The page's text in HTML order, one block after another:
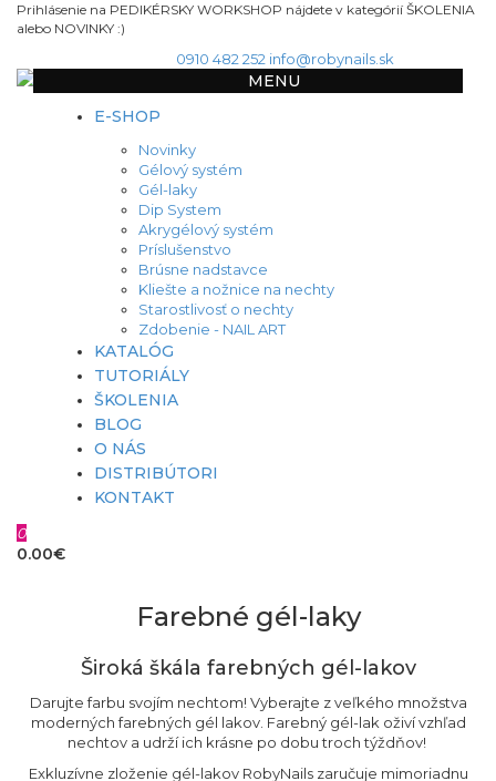
Prihlásenie na PEDIKÉRSKY WORKSHOP nájdete v kategórií ŠKOLENIA
alebo NOVINKY :)
0910 482 252 info@robynails.sk
MENU
E-SHOP
Novinky
Gélový systém
Gél-laky
Dip System
Akrygélový systém
Príslušenstvo
Brúsne nadstavce
Kliešte a nožnice na nechty
Starostlivosť o nechty
Zdobenie - NAIL ART
KATALÓG
TUTORIÁLY
ŠKOLENIA
BLOG
O NÁS
DISTRIBÚTORI
KONTAKT
0
0.00€
Farebné gél-laky
Široká škála farebných gél-lakov
Darujte farbu svojím nechtom! Vyberajte z veľkého množstva
moderných farebných gél lakov. Farebný gél-lak oživí vzhľad
nechtov a udrží ich krásne po dobu troch týždňov!
Exkluzívne zloženie gél-lakov RobyNails zaručuje mimoriadnu